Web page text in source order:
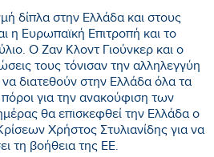
δίπλα στην Ελλάδα και στους
η Ευρωπαϊκή Επιτροπή και το
Ο Ζαν Κλοντ Γιούνκερ και ο
τους τόνισαν την αλληλεγγύη
διατεθούν στην Ελλάδα όλα τα
για την ανακούφιση των
θα επισκεφθεί την Ελλάδα ο
Χρήστος Στυλιανίδης για να
τη βοήθεια της ΕΕ.